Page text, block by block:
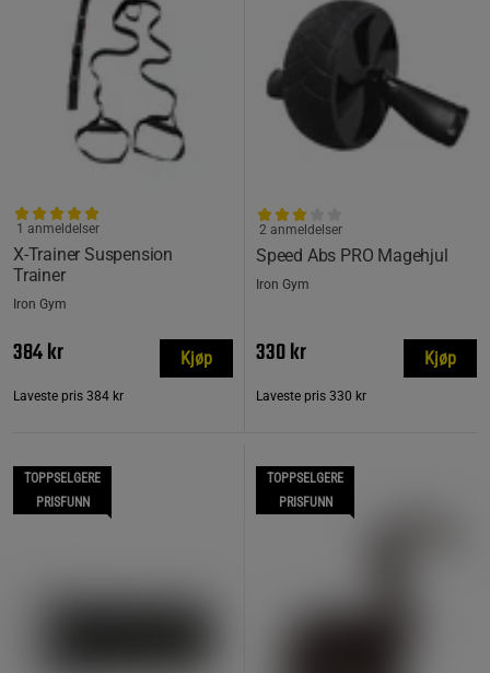
X-Trainer Suspension
Trainer
1 anmeldelser
Iron Gym
384 kr
Laveste pris 384 kr
Kjøp
Speed ​​​​Abs PRO Magehjul
2 anmeldelser
Iron Gym
330 kr
Laveste pris 330 kr
Kjøp
TOPPSELGERE
PRISFUNN
TOPPSELGERE
PRISFUNN